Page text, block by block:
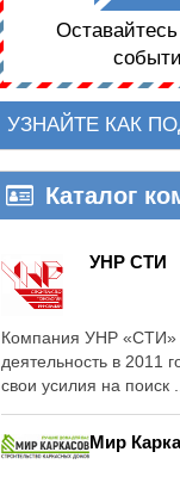
УЗНАЙТЕ КАК
Каталог
УНР СТИ
Компания УНР «СТИ»
деятельность в 2011
свои усилия на поиск ...
Мир